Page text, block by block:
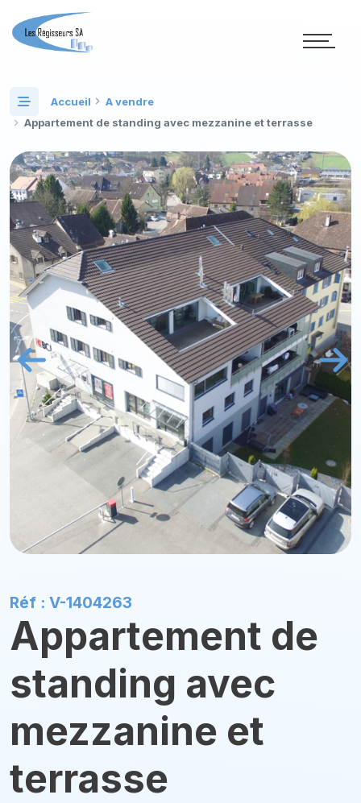
Accueil
A vendre
Appartement de standing avec mezzanine et terrasse
Réf : V-1404263
Appartement de
standing avec
mezzanine et
terrasse